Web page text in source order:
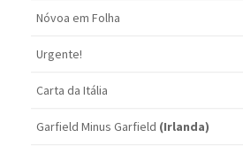
Nóvoa em Folha
Urgente!
Carta da Itália
Garfield Minus Garfield (Irlanda)